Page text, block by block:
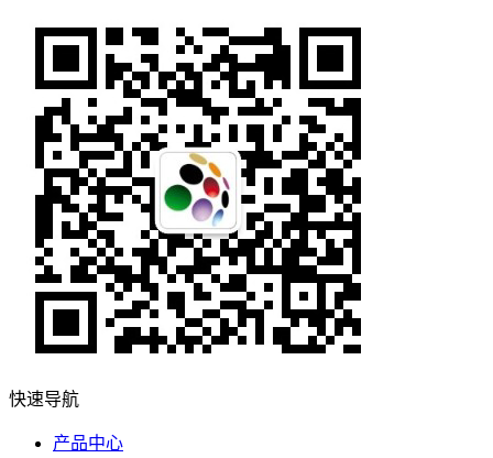
快速导航
产品中心